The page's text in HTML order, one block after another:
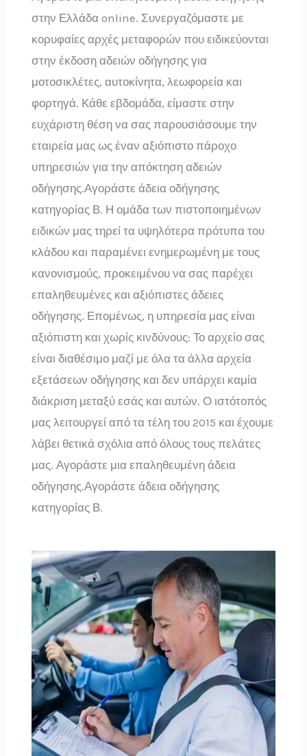
στην Ελλάδα online. Συνεργαζόμαστε με
κορυφαίες αρχές μεταφορών που ειδικεύονται
στην έκδοση αδειών οδήγησης για
μοτοσικλέτες, αυτοκίνητα, λεωφορεία και
φορτηγά. Κάθε εβδομάδα, είμαστε στην
ευχάριστη θέση να σας παρουσιάσουμε την
εταιρεία μας ως έναν αξιόπιστο πάροχο
υπηρεσιών για την απόκτηση αδειών
οδήγησης.Αγοράστε άδεια οδήγησης
κατηγορίας Β. Η ομάδα των πιστοποιημένων
ειδικών μας τηρεί τα υψηλότερα πρότυπα του
κλάδου και παραμένει ενημερωμένη με τους
κανονισμούς, προκειμένου να σας παρέχει
επαληθευμένες και αξιόπιστες άδειες
οδήγησης. Επομένως, η υπηρεσία μας είναι
αξιόπιστη και χωρίς κινδύνους: Το αρχείο σας
είναι διαθέσιμο μαζί με όλα τα άλλα αρχεία
εξετάσεων οδήγησης και δεν υπάρχει καμία
διάκριση μεταξύ εσάς και αυτών. Ο ιστότοπός
μας λειτουργεί από τα τέλη του 2015 και έχουμε
λάβει θετικά σχόλια από όλους τους πελάτες
μας. Αγοράστε μια επαληθευμένη άδεια
οδήγησης.Αγοράστε άδεια οδήγησης
κατηγορίας Β.